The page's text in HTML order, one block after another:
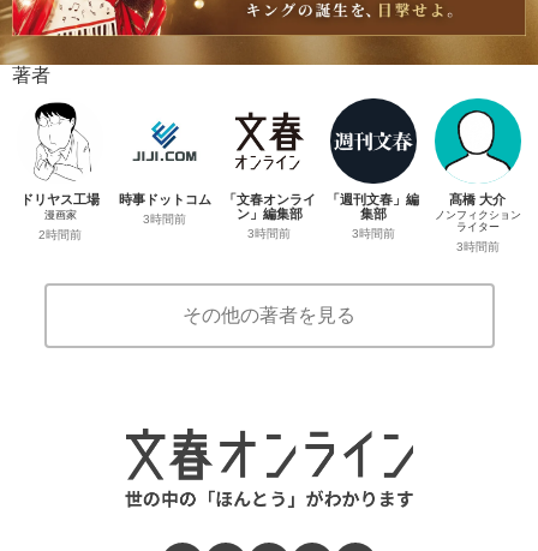
著者
ドリヤス工場
漫画家
2時間前
時事ドットコム
3時間前
「文春オンライ
ン」編集部
3時間前
「週刊文春」編
集部
3時間前
髙橋 大介
ノンフィクション
ライター
3時間前
その他の著者を見る